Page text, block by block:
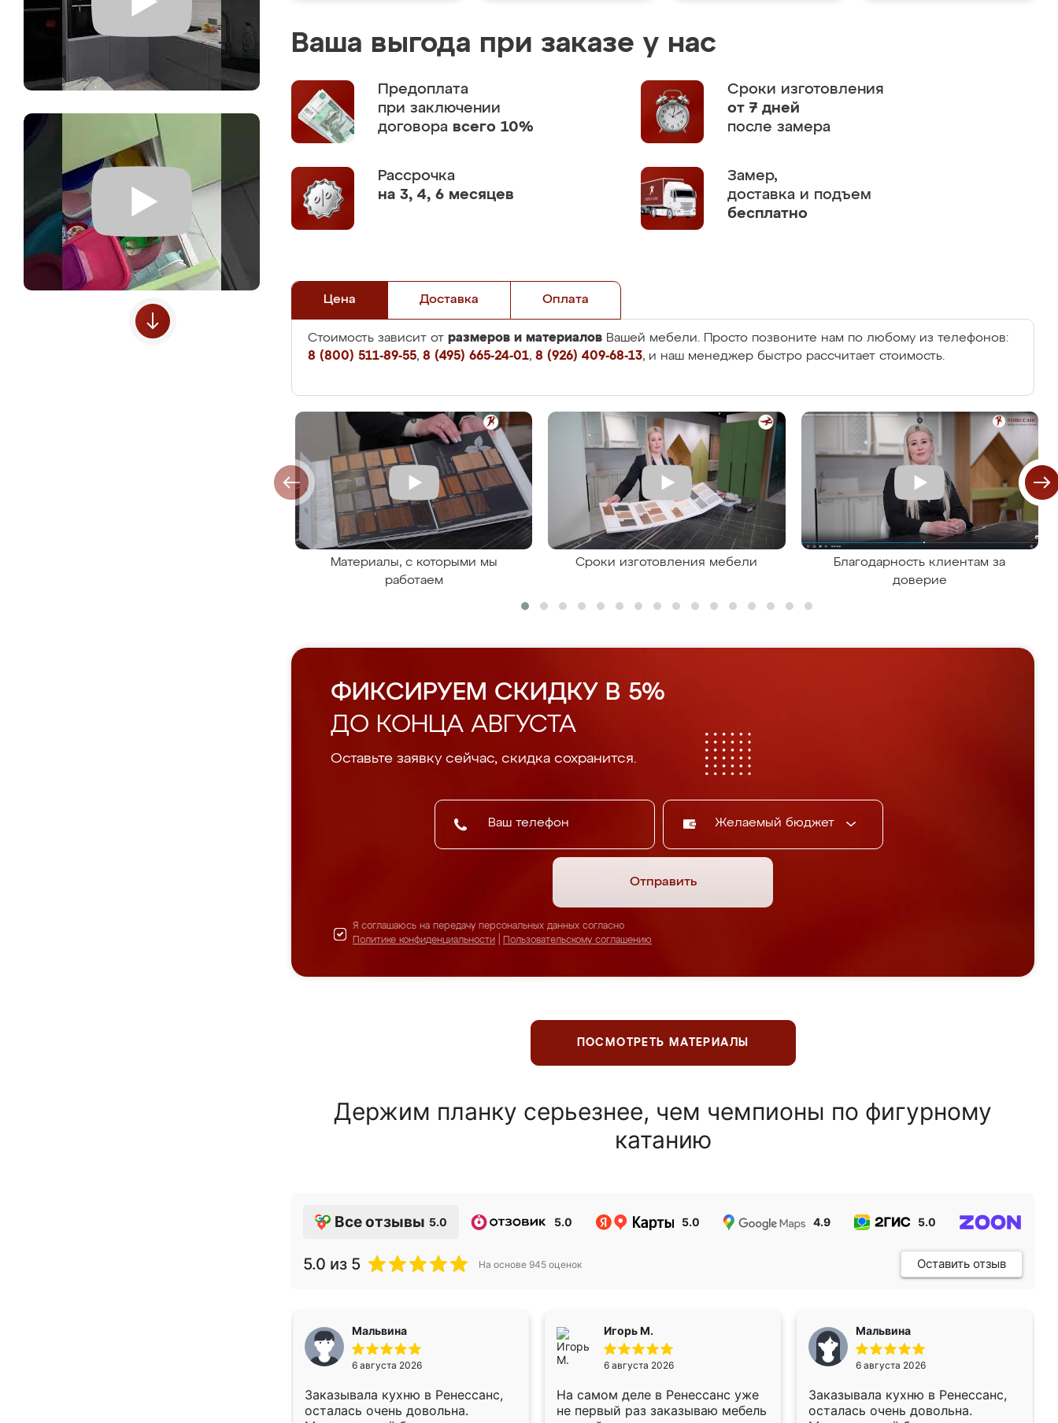
Ваша выгода при заказе у нас
Предоплата
при заключении
договора всего 10%
Сроки изготовления
от 7 дней
после замера
Рассрочка
на 3, 4, 6 месяцев
Замер,
доставка и подъем
бесплатно
Цена Доставка Оплата
Стоимость зависит от размеров и материалов Вашей мебели. Просто позвоните нам по любому из телефонов:
8 (800) 511-89-55, 8 (495) 665-24-01, 8 (926) 409-68-13, и наш менеджер быстро рассчитает стоимость.
Материалы, с которыми мы
работаем
Сроки изготовления мебели
Благодарность клиентам за
доверие
ФИКСИРУЕМ СКИДКУ В 5%
ДО КОНЦА АВГУСТА
Оставьте заявку сейчас, скидка сохранится.
Желаемый бюджет
Отправить
Я соглашаюсь на передачу персональных данных согласно
Политике конфиденциальности
Пользовательскому соглашению
ПОСМОТРЕТЬ МАТЕРИАЛЫ
Держим планку серьезнее, чем чемпионы по фигурному
катанию
Все отзывы 5.0 5.0 5.0 4.9 5.0
5.0 из 5 На основе 945 оценок Оставить отзыв
Мальвина
6 августа 2026
Заказывала кухню в Ренессанс,
осталась очень довольна.
Игорь М.
6 августа 2026
На самом деле в Ренессанс уже
не первый раз заказываю мебель
Мальвина
6 августа 2026
Заказывала кухню в Ренессанс,
осталась очень довольна.